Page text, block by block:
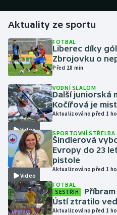
Futsal
Golf
Gymnastika
Házená
Jezdectví
Judo
Krasobruslení
Lezení
Lyže a snowboard
Aktuality ze sportu
FOTBAL
Liberec díky
Zbrojovku o
Před 28 min
Video
VODNÍ SLALOM
Další juniorská
Kočířová je
Aktualizováno před 1
Video
SPORTOVNÍ STŘELBA
Šindlerová
Evropy do 23
pistole
Aktualizováno před 1
FOTBAL
SESTŘIH
Ústí ztratilo
Aktualizováno před 1